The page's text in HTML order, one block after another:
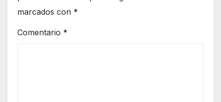
marcados con *
Comentario *